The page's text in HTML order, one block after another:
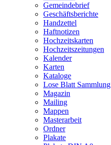
Gemeindebrief
Geschäftsberichte
Handzettel
Haftnotizen
Hochzeitskarten
Hochzeitszeitungen
Kalender
Karten
Kataloge
Lose Blatt Sammlung
Magazin
Mailing
Mappen
Masterarbeit
Ordner
Plakate